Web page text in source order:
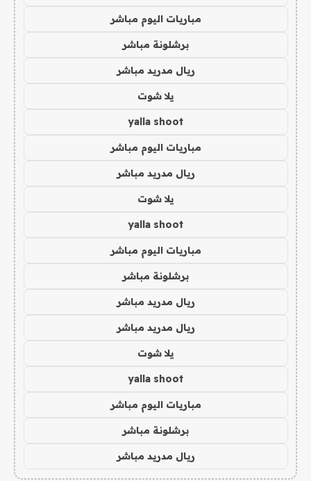
مباريات اليوم مباشر
برشلونة مباشر
ريال مدريد مباشر
يلا شوت
yalla shoot
مباريات اليوم مباشر
ريال مدريد مباشر
يلا شوت
yalla shoot
مباريات اليوم مباشر
برشلونة مباشر
ريال مدريد مباشر
ريال مدريد مباشر
يلا شوت
yalla shoot
مباريات اليوم مباشر
برشلونة مباشر
ريال مدريد مباشر